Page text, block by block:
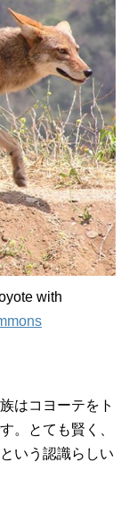
with
はコヨーテをト
。とても賢く、
いう認識らしい